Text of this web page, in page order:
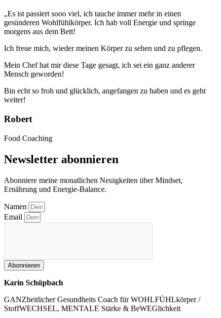
„Es ist passiert sooo viel, ich tauche immer mehr in einen
gesünderen Wohlfühlkörper. Ich hab voll Energie und springe
morgens aus dem Bett!
Ich freue mich, wieder meinen Körper zu sehen und zu pflegen.
Mein Chef hat mir diese Tage gesagt, ich sei ein ganz anderer
Mensch geworden!
Bin echt so froh und glücklich, angefangen zu haben und es geht
weiter!
Robert
Food Coaching
Newsletter abonnieren
Abonniere meine monatlichen Neuigkeiten über Mindset,
Ernährung und Energie-Balance.
Namen
Email
Abonnieren
Karin Schüpbach
GANZheitlicher Gesundheits Coach für WOHLFÜHLkörper /
StoffWECHSEL, MENTALE Stärke & BeWEGlichkeit